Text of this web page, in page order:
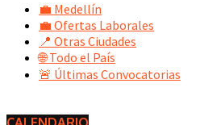
💼 Medellín
💼 Ofertas Laborales
📍 Otras Ciudades
🌐 Todo el País
🚨 Últimas Convocatorias